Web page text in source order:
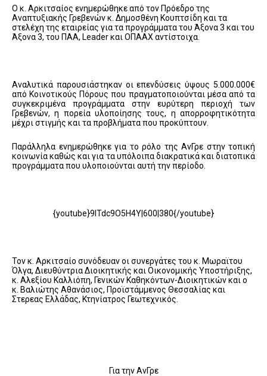
Ο κ. Αρκιτσαίος ενημερώθηκε από τον Πρόεδρο της
Αναπτυξιακής Γρεβενών κ. Δημοσθένη Κουπτσίδη και τα
στελέχη της εταιρείας για τα προγράμματα του Άξονα 3 και του
Άξονα 3, του ΠΑΑ, Leader και ΟΠΑΑΧ αντίστοιχα.
Αναλυτικά παρουσιάστηκαν οι επενδύσεις ύψους 5.000.000€
από Κοινοτικούς Πόρους που πραγματοποιούνται μέσα από τα
συγκεκριμένα προγράμματα στην ευρύτερη περιοχή των
Γρεβενών, η πορεία υλοποίησης τους, η απορροφητικότητα
μέχρι στιγμής και τα προβλήματα που προκύπτουν.
Παράλληλα ενημερώθηκε για το ρόλο της ΑνΓρε στην τοπική
κοινωνία καθώς και για τα υπόλοιπα διακρατικά και διατοπικά
προγράμματα που υλοποιούνται αυτή την περίοδο.
{youtube}9lTdc9O5H4Y|600|380{/youtube}
Τον κ. Αρκιτσαίο συνόδευαν οι συνεργάτες του κ. Μωραϊτου
Όλγα, Διευθύντρια Διοικητικής και Οικονομικής Υποστήριξης,
κ. Αλεξίου Καλλιόπη, Γενικών Καθηκόντων-Διοικητικών και ο
κ. Βαλιώτης Αθανάσιος, Προϊστάμμενος Θεσσαλίας και
Στερεας Ελλάδας, Κτηνίατρος Γεωτεχνικός.
Για την ΑνΓρε